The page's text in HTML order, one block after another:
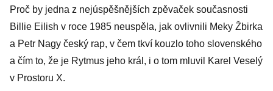
Proč by jedna z nejúspěšnějších zpěvaček současnosti
Billie Eilish v roce 1985 neuspěla, jak ovlivnili Meky Žbirka
a Petr Nagy český rap, v čem tkví kouzlo toho slovenského
a čím to, že je Rytmus jeho král, i o tom mluvil Karel Veselý
v Prostoru X.